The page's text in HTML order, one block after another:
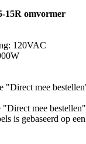
15R omvormer
120VAC
"Direct mee
"Direct mee bestellen"
is gebaseerd op een